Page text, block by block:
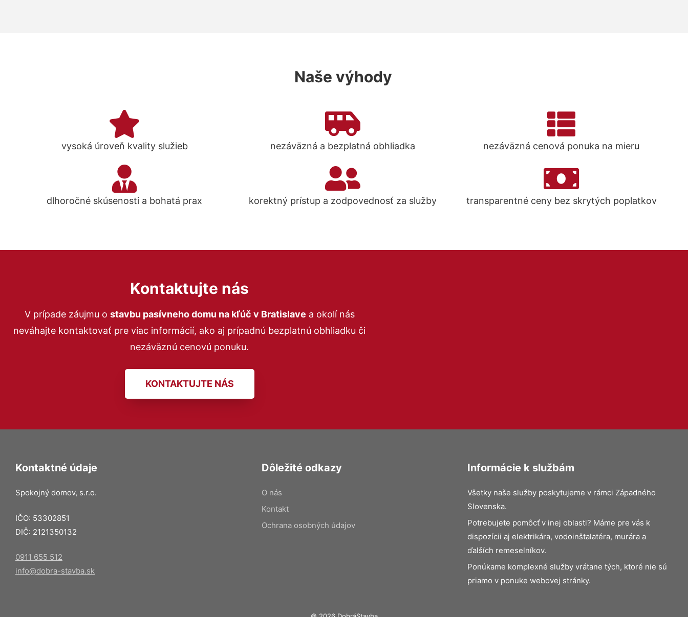
Naše výhody
vysoká úroveň kvality služieb nezáväzná a bezplatná obhliadka nezáväzná cenová ponuka na mieru
dlhoročné skúsenosti a bohatá prax korektný prístup a zodpovednosť za služby transparentné ceny bez skrytých poplatkov
Kontaktujte nás
V prípade záujmu o stavbu pasívneho domu na kľúč v Bratislave a okolí nás
neváhajte kontaktovať pre viac informácií, ako aj prípadnú bezplatnú obhliadku či
nezáväznú cenovú ponuku.
KONTAKTUJTE NÁS
Kontaktné údaje
Spokojný domov, s.r.o.
IČO: 53302851
DIČ: 2121350132
0911 655 512
info@dobra-stavba.sk
Dôležité odkazy
O nás
Kontakt
Ochrana osobných údajov
Informácie k službám
Všetky naše služby poskytujeme v rámci Západného
Slovenska.
Potrebujete pomôcť v inej oblasti? Máme pre vás k
dispozícii aj elektrikára, vodoinštalatéra, murára a
ďalších remeselníkov.
Ponúkame komplexné služby vrátane tých, ktoré nie sú
priamo v ponuke webovej stránky.